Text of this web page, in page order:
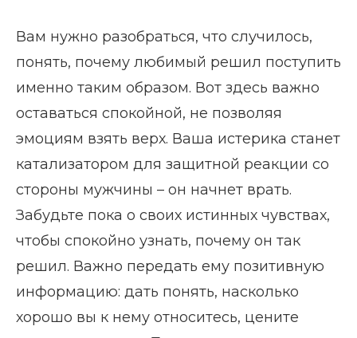
Вам нужно разобраться, что случилось,
понять, почему любимый решил поступить
именно таким образом. Вот здесь важно
оставаться спокойной, не позволяя
эмоциям взять верх. Ваша истерика станет
катализатором для защитной реакции со
стороны мужчины – он начнет врать.
Забудьте пока о своих истинных чувствах,
чтобы спокойно узнать, почему он так
решил. Важно передать ему позитивную
информацию: дать понять, насколько
хорошо вы к нему относитесь, цените